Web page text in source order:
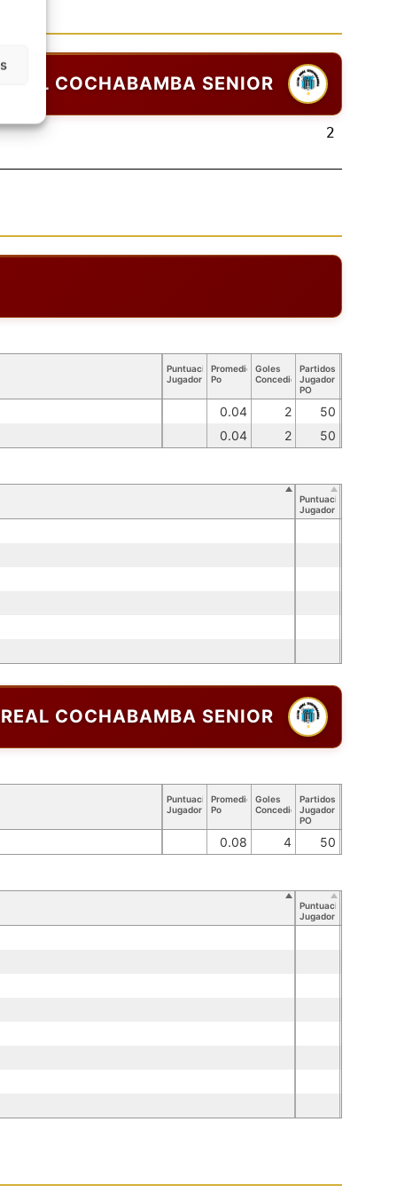
REAL COCHABAMBA SENIOR
2
Puntuación
Jugador
Promedio
Po
Goles
Concedidos
Partidos
Jugador
PO
0.04 2
50
0.04 2 50
Puntuación
Jugador
REAL COCHABAMBA SENIOR
Puntuación
Jugador
Promedio
Po
Goles
Concedidos
Partidos
Jugador
PO
0.08 4 50
Puntuación
Jugador